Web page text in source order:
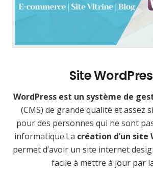
Site
WordPress est un système de
(CMS) de grande qualité et assez
pour des personnes qui ne sont
informatique.La création d’un site
permet d’avoir un site internet
facile à mettre à jour par